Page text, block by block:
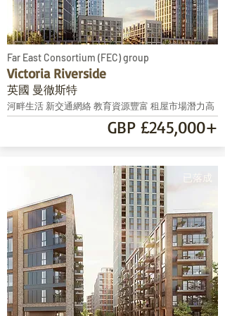
Far East Consortium (FEC) group
Victoria Riverside
英國 曼徹斯特
河畔生活 新交通網絡 教育資源豐富 租屋市場潛力高
GBP £245,000+
已落成